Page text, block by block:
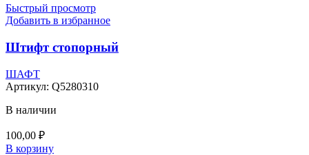
Быстрый просмотр
Добавить в избранное
Штифт стопорный
ШАФТ
Артикул: Q5280310
В наличии
100,00 ₽
В корзину